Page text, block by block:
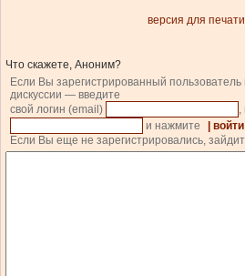
версия для
Что скажете, Аноним?
Если Вы зарегистрированный пользователь
дискуссии — введите
свой логин (email)
,
и нажмите
| войти |
Если Вы еще не зарегистрировались,